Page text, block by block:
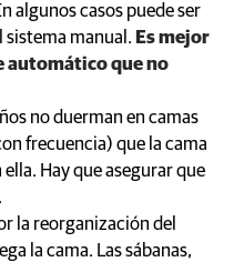
algunos casos puede ser
sistema manual. Es mejor
automático que no
no duerman en camas
frecuencia) que la cama
Hay que asegurar que
la reorganización del
la cama. Las sábanas,